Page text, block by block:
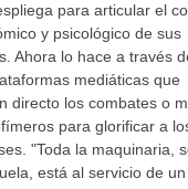
para articular el
y psicológico de sus
Ahora lo hace a través
mediáticas que
directo los combates o
para glorificar a
"Toda la maquinaria,
está al servicio de